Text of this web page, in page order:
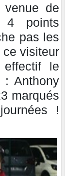
de
4 points
pas les
ce visiteur
le
: Anthony
marqués
!